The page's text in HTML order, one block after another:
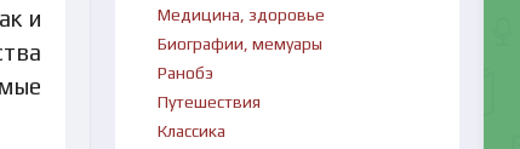
и
Медицина, здоровье
Биографии, мемуары
Ранобэ
Путешествия
Классика